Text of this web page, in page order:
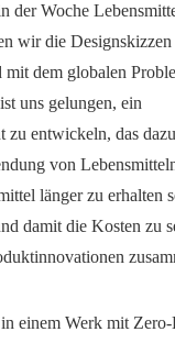
der Woche
wir die Designskizzen
mit dem globalen
uns gelungen, ein
zu entwickeln, das
von
länger zu erhalten
damit die Kosten zu
einem Werk mit